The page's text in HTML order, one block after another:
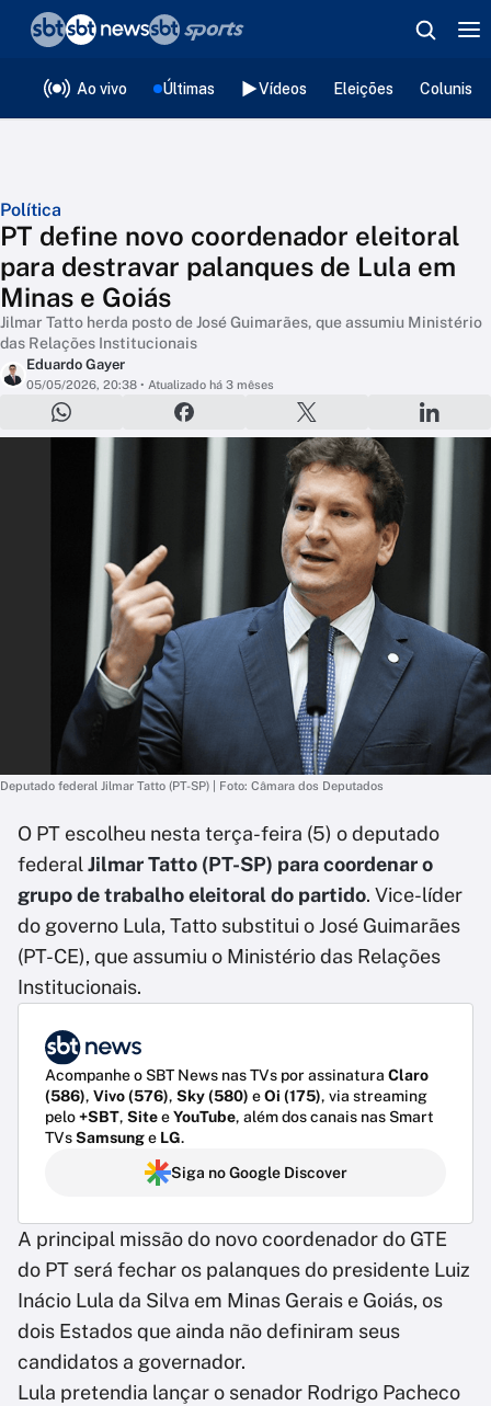
Ao vivo Últimas Vídeos Eleições
Política
PT define novo coordenador eleitoral
para destravar palanques de Lula em
Minas e Goiás
Jilmar Tatto herda posto de José Guimarães, que assumiu Ministério
das Relações Institucionais
Eduardo Gayer
05/05/2026, 20:38 • Atualizado há 3 mêses
Deputado federal Jilmar Tatto (PT-SP) | Foto: Câmara dos Deputados
O PT escolheu nesta terça-feira (5) o deputado
federal Jilmar Tatto (PT-SP) para coordenar o
grupo de trabalho eleitoral do partido. Vice-líder
do governo Lula, Tatto substitui o José Guimarães
(PT-CE), que assumiu o Ministério das Relações
Institucionais.
Acompanhe o SBT News nas TVs por assinatura Claro
(586), Vivo (576), Sky (580) eOi (175), via streaming
pelo+SBT, SiteeYouTube, além dos canais nas Smart
TVsSamsunge LG.
Siga no Google Discover
A principal missão do novo coordenador do GTE
do PT será fechar os palanques do presidente Luiz
Inácio Lula da Silva em Minas Gerais e Goiás, os
dois Estados que ainda não definiram seus
candidatos a governador.
Lula pretendia lançar o senador Rodrigo Pacheco
❮voltar
Editorias